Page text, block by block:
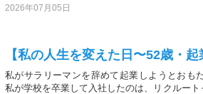
2026年07月05日
【私の人生を変えた日〜52歳・起
私がサラリーマンを辞めて起業しようとおも
私が学校を卒業して入社したのは、リクルー